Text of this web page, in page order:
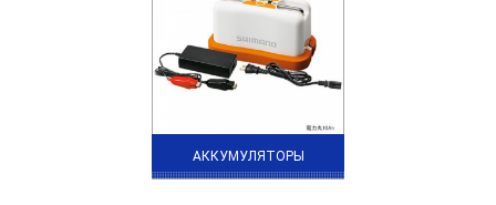
АККУМУЛЯТОРЫ